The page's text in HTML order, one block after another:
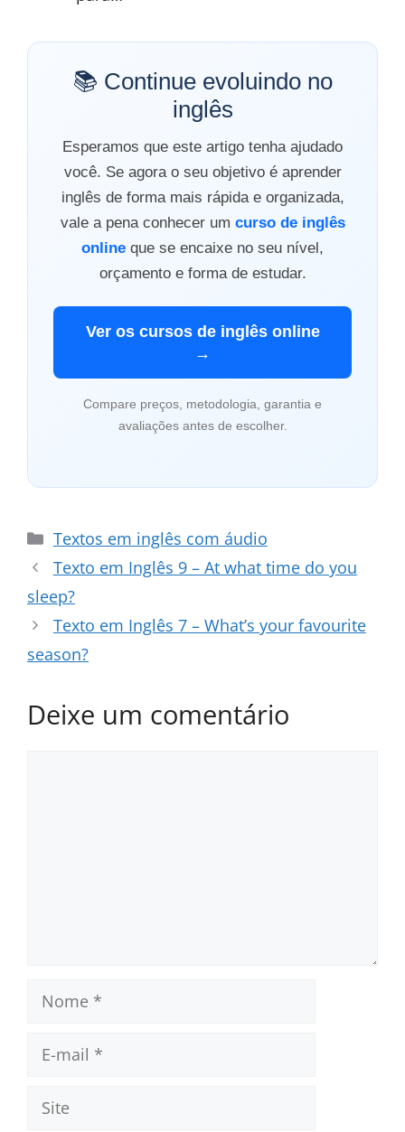
📚 Continue evoluindo no
inglês
Esperamos que este artigo tenha ajudado
você. Se agora o seu objetivo é aprender
inglês de forma mais rápida e organizada,
vale a pena conhecer um curso de inglês
online que se encaixe no seu nível,
orçamento e forma de estudar.
Ver os cursos de inglês online
→
Compare preços, metodologia, garantia e
avaliações antes de escolher.
Categorias
Textos em inglês com áudio
Texto em Inglês 9 – At what time do you
sleep?
Texto em Inglês 7 – What’s your favourite
season?
Deixe um comentário
mail
Site